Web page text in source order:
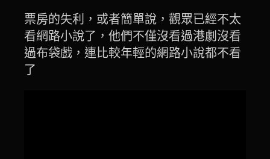
票房的失利，或者簡單說，觀眾已經不太
看網路小說了，他們不僅沒看過港劇沒看
過布袋戲，連比較年輕的網路小說都不看
了